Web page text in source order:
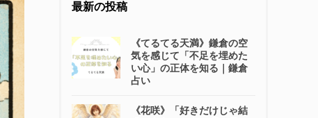
最新の投稿
《てるてる天満》鎌倉の空
気を感じて「不足を埋めた
い心」の正体を知る｜鎌倉
占い
《花咲》「好きだけじゃ結